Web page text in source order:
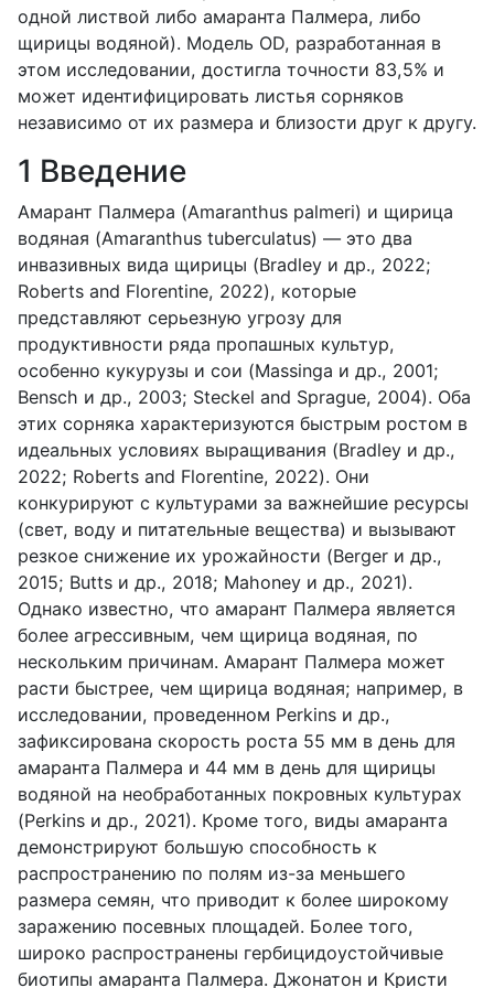
одной листвой либо амаранта Палмера, либо
щирицы водяной). Модель OD, разработанная в
этом исследовании, достигла точности 83,5% и
может идентифицировать листья сорняков
независимо от их размера и близости друг к другу.
1 Введение
Амарант Палмера (Amaranthus palmeri) и щирица
водяная (Amaranthus tuberculatus) — это два
инвазивных вида щирицы (Bradley и др., 2022;
Roberts and Florentine, 2022), которые
представляют серьезную угрозу для
продуктивности ряда пропашных культур,
особенно кукурузы и сои (Massinga и др., 2001;
Bensch и др., 2003; Steckel and Sprague, 2004). Оба
этих сорняка характеризуются быстрым ростом в
идеальных условиях выращивания (Bradley и др.,
2022; Roberts and Florentine, 2022). Они
конкурируют с культурами за важнейшие ресурсы
(свет, воду и питательные вещества) и вызывают
резкое снижение их урожайности (Berger и др.,
2015; Butts и др., 2018; Mahoney и др., 2021).
Однако известно, что амарант Палмера является
более агрессивным, чем щирица водяная, по
нескольким причинам. Амарант Палмера может
расти быстрее, чем щирица водяная; например, в
исследовании, проведенном Perkins и др.,
зафиксирована скорость роста 55 мм в день для
амаранта Палмера и 44 мм в день для щирицы
водяной на необработанных покровных культурах
(Perkins и др., 2021). Кроме того, виды амаранта
демонстрируют большую способность к
распространению по полям из-за меньшего
размера семян, что приводит к более широкому
заражению посевных площадей. Более того,
широко распространены гербицидоустойчивые
биотипы амаранта Палмера. Джонатон и Кристи